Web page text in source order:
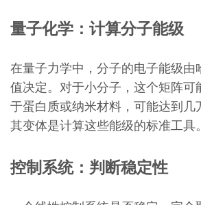
量子化学：计算分子能级
在量子力学中，分子的电子能级由
值决定。对于小分子，这个矩阵可
于蛋白质或纳米材料，可能达到几
其变体是计算这些能级的标准工具。
控制系统：判断稳定性